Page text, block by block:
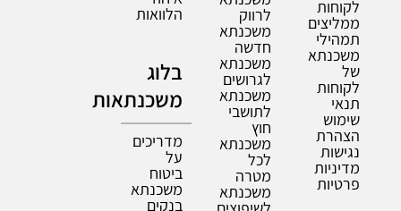
לקוחות
ממליצים
תמהילי
משכנתא
של
לקוחות
תנאי
שימוש
הצהרת
נגישות
מדיניות
פרטיות
לרווק
משכנתא
חדשה
משכנתא
לגרושים
משכנתא
לתושבי
חוץ
משכנתא
לכל
מטרה
משכנתא
הלוואות
בלוג
משכנתאות
מדריכים
על
ביטוח
משכנתא
בנקים